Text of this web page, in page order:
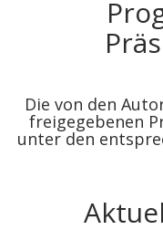
Die von den
freigegebenen
unter den